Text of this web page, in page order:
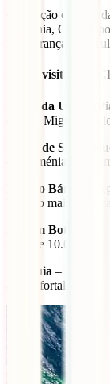
O coração cultural
Roménia, Cluj-
rica herança
O que visitar em
Praça da União
de São Miguel e
Igreja de São
da Roménia, com
Palácio Bánffy
–
barroco mais
Jardim Botânico
mais de 10.000
Cetățuia – Uma
antiga fortaleza.